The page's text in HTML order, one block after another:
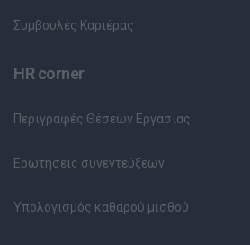
Συμβουλές Καριέρας
HR corner
Περιγραφές Θέσεων Εργασίας
Ερωτήσεις συνεντεύξεων
Υπολογισμός καθαρού μισθού